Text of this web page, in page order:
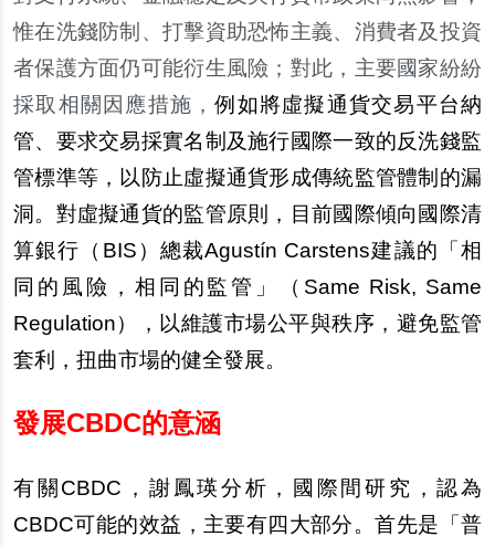
惟在洗錢防制、打擊資助恐怖主義、消費者及投資
者保護方面仍可能衍生風險；對此，主要國家紛紛
採取相關因應措施，例如將虛擬通貨交易平台納
管、要求交易採實名制及施行國際一致的反洗錢監
管標準等，以防止虛擬通貨形成傳統監管體制的漏
洞。對虛擬通貨的監管原則，目前國際傾向國際清
算銀行（BIS）總裁Agustín Carstens建議的「相
同的風險，相同的監管」（Same Risk, Same
Regulation），以維護市場公平與秩序，避免監管
套利， 扭曲市場的健全發展。
發展CBDC的意涵
有關CBDC，謝鳳瑛分析，國際間研究，認為
CBDC可能的效益，主要有四大部分。首先是「普